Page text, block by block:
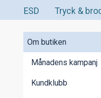
ESD
Tryck &
Om butiken
Månadens kampanj
Kundklubb